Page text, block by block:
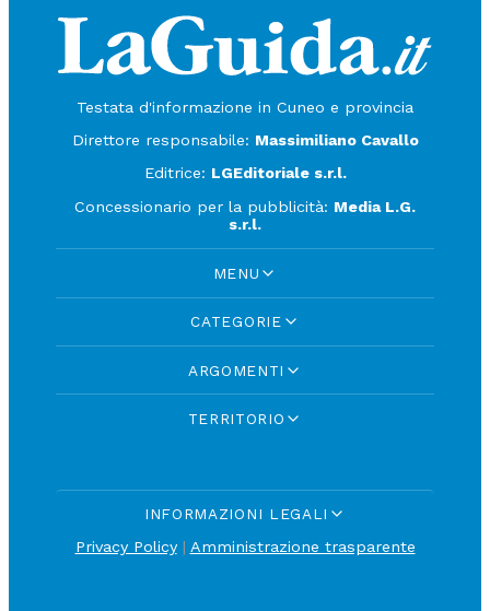
Testata d'informazione in Cuneo e provincia
Direttore responsabile: Massimiliano Cavallo
Editrice: LGEditoriale s.r.l.
Concessionario per la pubblicità: Media L.G.
s.r.l.
MENU
CATEGORIE
ARGOMENTI
TERRITORIO
INFORMAZIONI LEGALI
Privacy Policy| Amministrazione trasparente